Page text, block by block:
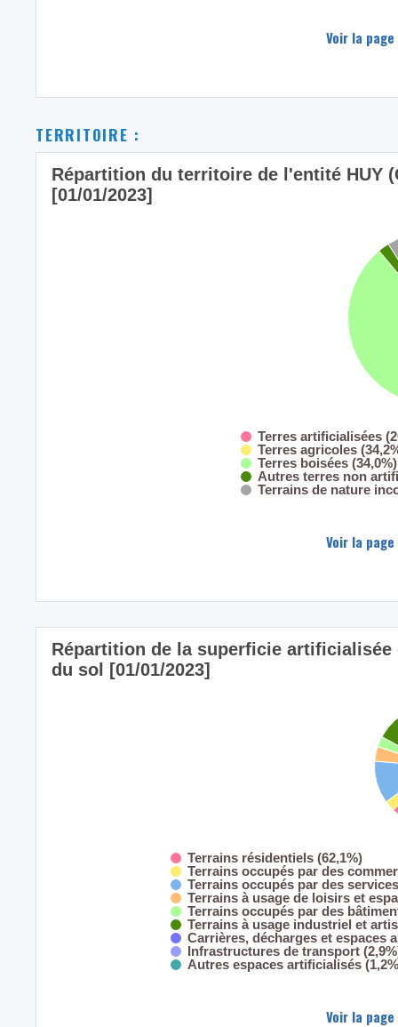
Voir la
TERRITOIRE :
Répartition du territoire de l'entité HUY
[01/01/2023]
Terres artificialisées
Terres agricoles
Terres boisées (34,0%)
Autres terres non
Terrains de nature
Voir la
Répartition de la superficie artificialisée
du sol [01/01/2023]
Terrains résidentiels (62,1%)
Terrains occupés par des
Terrains occupés par des
Terrains à usage de loisirs et
Terrains occupés par des
Terrains à usage industriel et
Carrières, décharges et espaces
Infrastructures de transport
Autres espaces artificialisés
Voir la